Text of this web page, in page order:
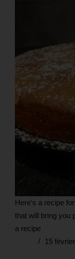
Here's a recipe
that will bring you
a recipe
15